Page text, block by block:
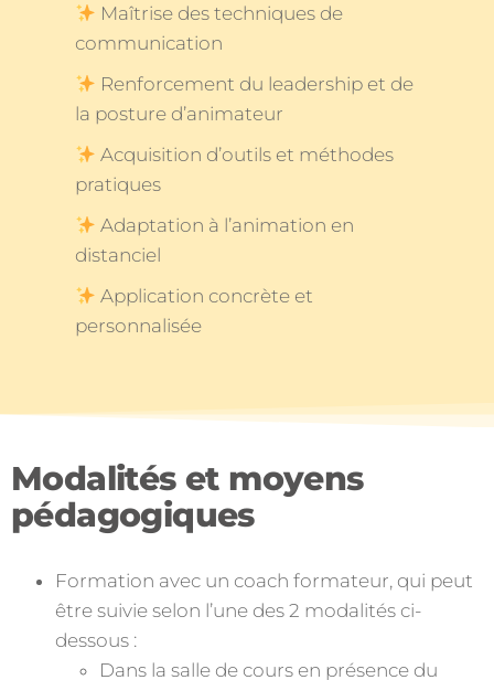
Maîtrise des techniques de
communication
Renforcement du leadership et de
la posture d’animateur
Acquisition d’outils et méthodes
pratiques
Adaptation à l’animation en
distanciel
Application concrète et
personnalisée
Modalités et moyens
pédagogiques
Formation avec un coach formateur, qui peut
être suivie selon l’une des 2 modalités ci-
dessous :
Dans la salle de cours en présence du